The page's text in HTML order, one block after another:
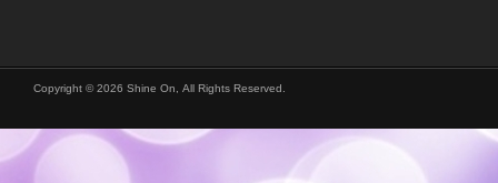
Copyright © 2026 Shine On, All Rights Reserved.